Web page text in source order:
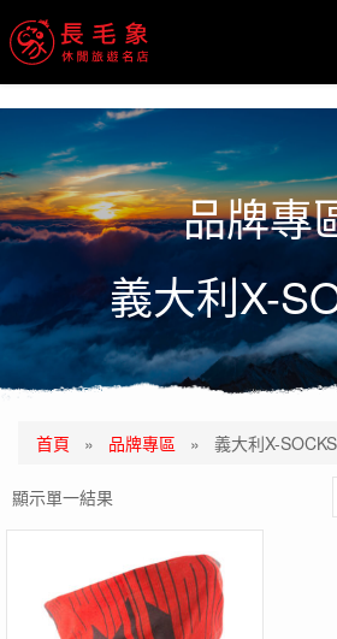
品牌專
義大利X-
首頁 » 品牌專區 » 義大利X-SOCKS
顯示單一結果